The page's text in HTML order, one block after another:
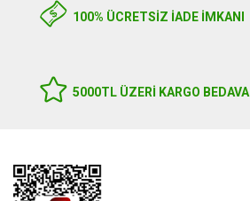
100% ÜCRETSİZ İADE İMKANI
5000TL ÜZERI KARGO BEDAVA